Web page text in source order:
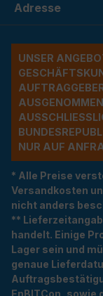
Adresse
UNSER
UFTRAGGEBER
USGENOMMEN
NDESREPUBLIK
R AUF
* Alle Preise
Versandkosten
nicht anders
**
handelt. Einige
Lager sein und
genaue
EnBITCon, sowie